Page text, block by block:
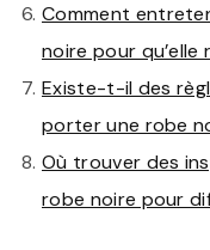
Comment
noire pour
Existe-t-il des
porter une robe
Où trouver des
robe noire pour